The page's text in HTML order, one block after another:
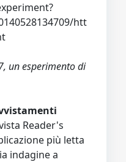
htt
un esperimento di
Reader's
più letta
indagine a